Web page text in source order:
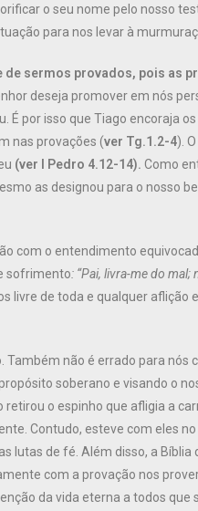
o seu nome pelo nosso
para nos levar à
sermos provados, pois as
deseja promover em nós
É por isso que Tiago encoraja
nas provações (ver Tg.1.2-4).
(ver I Pedro 4.12-14). Como
as designou para o nosso
com o entendimento
sofrimento: “Pai, livra-me do
livre de toda e qualquer aflição
não é errado para nós
soberano e visando o
o espinho que afligia a
Contudo, esteve com eles
lutas de fé. Além disso, a Bíblia
com a provação nos
da vida eterna a todos que